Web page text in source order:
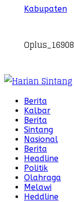
Kabupaten
Berita
Kalbar
Berita
Sintang
Nasional
Berita
Headline
Politik
Olahraga
Melawi
Heddline